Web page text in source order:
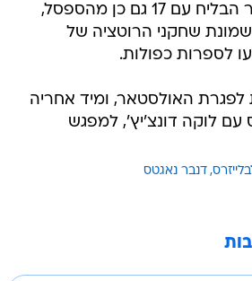
חסימות. ג'בארי ווקר הבליח עם 17 גם כן מהספסל,
שחקני הרוטציה של
לספרות כפולות.
האולסטאר, ומיד אחריה
עם לוקה דונצ'יץ', למפגש
דנבר נאגטס